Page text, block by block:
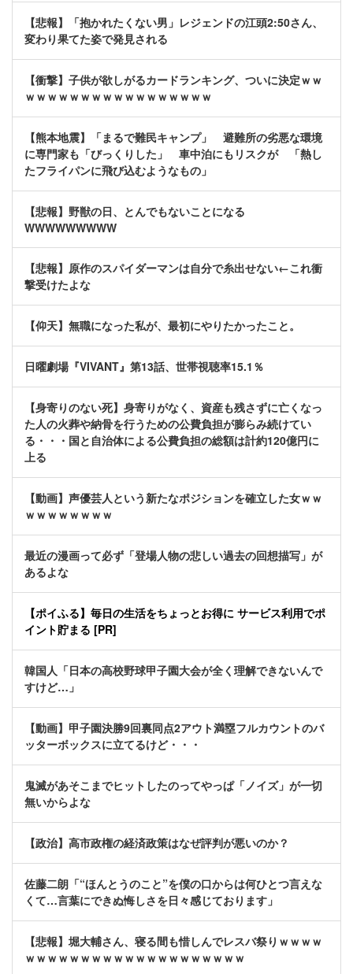
【悲報】「抱かれたくない男」レジェンドの江頭2:50さん、
変わり果てた姿で発見される
【衝撃】子供が欲しがるカードランキング、ついに決定ｗｗ
ｗｗｗｗｗｗｗｗｗｗｗｗｗｗｗｗｗ
【熊本地震】「まるで難民キャンプ」 避難所の劣悪な環境
に専門家も「びっくりした」 車中泊にもリスクが 「熱し
たフライパンに飛び込むようなもの」
【悲報】野獣の日、とんでもないことになる
WWWWWWWWW
【悲報】原作のスパイダーマンは自分で糸出せない←これ衝
撃受けたよな
【仰天】無職になった私が、最初にやりたかったこと。
日曜劇場『VIVANT』第13話、世帯視聴率15.1％
【身寄りのない死】身寄りがなく、資産も残さずに亡くなっ
た人の火葬や納骨を行うための公費負担が膨らみ続けてい
る・・・国と自治体による公費負担の総額は計約120億円に
上る
【動画】声優芸人という新たなポジションを確立した女ｗｗ
ｗｗｗｗｗｗｗｗ
最近の漫画って必ず「登場人物の悲しい過去の回想描写」が
あるよな
【ポイふる】毎日の生活をちょっとお得に サービス利用でポ
イント貯まる [PR]
韓国人「日本の高校野球甲子園大会が全く理解できないんで
すけど…」
【動画】甲子園決勝9回裏同点2アウト満塁フルカウントのバ
ッターボックスに立てるけど・・・
鬼滅があそこまでヒットしたのってやっぱ「ノイズ」が一切
無いからよな
【政治】高市政権の経済政策はなぜ評判が悪いのか？
佐藤二朗「“ほんとうのこと”を僕の口からは何ひとつ言えな
くて…言葉にできぬ悔しさを日々感じております」
【悲報】堀大輔さん、寝る間も惜しんでレスバ祭りｗｗｗｗ
ｗｗｗｗｗｗｗｗｗｗｗｗｗｗｗｗｗｗｗｗ